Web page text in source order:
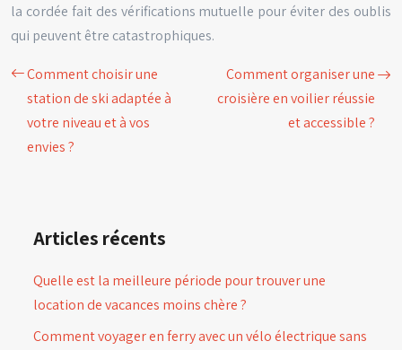
la cordée fait des vérifications mutuelle pour éviter des oublis
qui peuvent être catastrophiques.
Comment choisir une
station de ski adaptée à
votre niveau et à vos
envies ?
Comment organiser une
croisière en voilier réussie
et accessible ?
Articles récents
Quelle est la meilleure période pour trouver une
location de vacances moins chère ?
Comment voyager en ferry avec un vélo électrique sans